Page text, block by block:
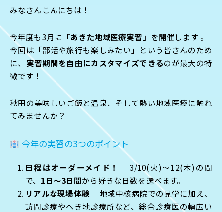
みなさんこんにちは！
今年度も3月に 「あきた地域医療実習」 を開催します 。
今回は「部活や旅行も楽しみたい」という皆さんのため
に、 実習期間を自由にカスタマイズできるのが最大の特
徴です！
秋田の美味しいご飯と温泉、そして熱い地域医療に触れ
てみませんか？
今年の実習の3つのポイント
日程はオーダーメイド！
3/10(火)〜12(木)の間
で、 1日〜3日間から好きな日数を選べます。
リアルな現場体験 地域中核病院での見学に加え、
訪問診療やへき地診療所など、総合診療医の幅広い